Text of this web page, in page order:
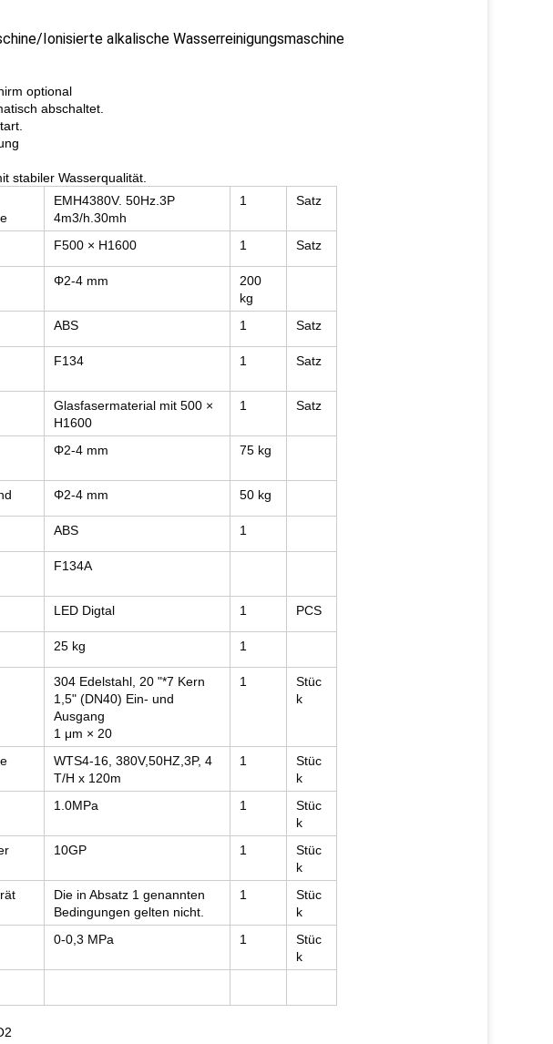
Ionisierte alkalische Wasserreinigungsmaschine
optional
abschaltet.
stabiler Wasserqualität.
EΜΗ4380V. 50Hz.3P
4m3/h.30mh
1 Satz
F500 × H1600 1 Satz
Φ2-4 mm
200
kg
ABS 1 Satz
F134 1 Satz
Glasfasermaterial mit 500 ×
H1600
1 Satz
Φ2-4 mm 75 kg
Φ2-4 mm 50 kg
ABS 1
F134A
LED Digtal 1 PCS
25 kg 1
304 Edelstahl, 20 "*7 Kern
1,5" (DN40) Ein- und
Ausgang
1 μm × 20
1
Stüc
k
WTS4-16, 380V,50HZ,3P, 4
T/H x 120m
1
Stüc
k
1.0MPa 1
Stüc
k
10GP 1
Stüc
k
Die in Absatz 1 genannten
Bedingungen gelten nicht.
1
Stüc
k
0-0,3 MPa 1
Stüc
k